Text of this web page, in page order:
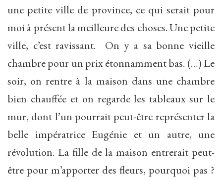
une petite ville de province, ce qui serait pour
moi à présent la meilleure des choses. Une petite
ville, c’est ravissant. On y a sa bonne vieille
chambre pour un prix étonnamment bas. (…) Le
soir, on rentre à la maison dans une chambre
bien chauffée et on regarde les tableaux sur le
mur, dont l’un pourrait peut-être représenter la
belle impératrice Eugénie et un autre, une
révolution. La fille de la maison entrerait peut-
être pour m’apporter des fleurs, pourquoi pas ?